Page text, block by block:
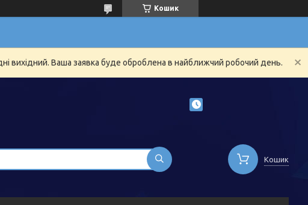
Кошик
вихідний. Ваша заявка буде оброблена в найближчий робочий день.
Кошик